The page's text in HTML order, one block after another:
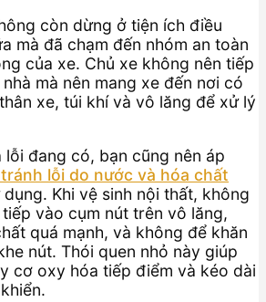
còn dừng ở tiện ích điều
mà đã chạm đến nhóm an toàn
của xe. Chủ xe không nên tiếp
mà nên mang xe đến nơi có
xe, túi khí và vô lăng để xử lý
lỗi đang có, bạn cũng nên áp
lỗi do nước và hóa chất
Khi vệ sinh nội thất, không
vào cụm nút trên vô lăng,
quá mạnh, và không để khăn
nút. Thói quen nhỏ này giúp
cơ oxy hóa tiếp điểm và kéo dài